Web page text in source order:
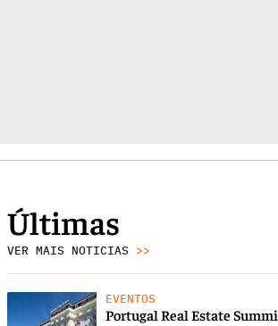
Últimas
VER MAIS NOTICIAS >>
EVENTOS
Portugal Real Estate